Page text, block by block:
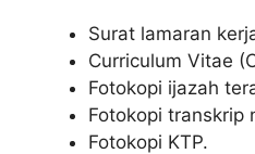
Surat lamaran
Curriculum Vitae
Fotokopi ijazah
Fotokopi transkrip
Fotokopi KTP.